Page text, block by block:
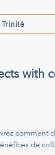
with
comment
de